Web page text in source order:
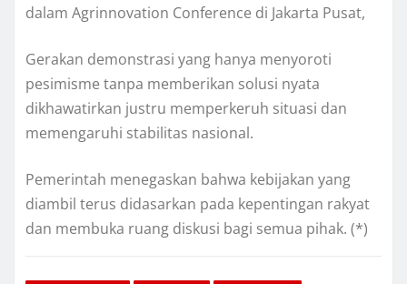
dalam Agrinnovation Conference di Jakarta Pusat,
Gerakan demonstrasi yang hanya menyoroti
pesimisme tanpa memberikan solusi nyata
dikhawatirkan justru memperkeruh situasi dan
memengaruhi stabilitas nasional.
Pemerintah menegaskan bahwa kebijakan yang
diambil terus didasarkan pada kepentingan rakyat
dan membuka ruang diskusi bagi semua pihak. (*)